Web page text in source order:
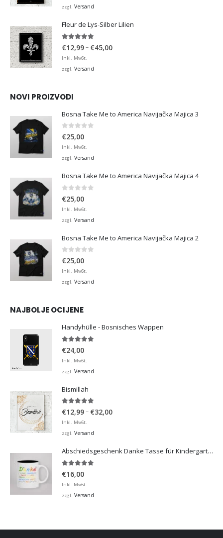
zzgl. Versand
Fleur de Lys-Silber Lilien
€12,99– €45,00Preisspanne:
Inkl. MwSt.
zzgl. Versand
NOVI PROIZVODI
Bosna Take Me to America Navijačka Majica 3
0 von 5
€25,00
Inkl. MwSt.
zzgl. Versand
Bosna Take Me to America Navijačka Majica 4
€25,00
Inkl. MwSt.
zzgl. Versand
Bosna Take Me to America Navijačka Majica 2
0 von 5
€25,00
Inkl. MwSt.
zzgl. Versand
NAJBOLJE OCIJENE
Handyhülle - Bosnisches Wappen
5.00von 5
€24,00
Inkl. MwSt.
zzgl. Versand
Bismillah
5.00von 5
€12,99– €32,00Preisspanne:
Inkl. MwSt.
zzgl. Versand
Abschiedsgeschenk Danke Tasse für Kindergarten, Hort
€16,00
Inkl. MwSt.
zzgl. Versand